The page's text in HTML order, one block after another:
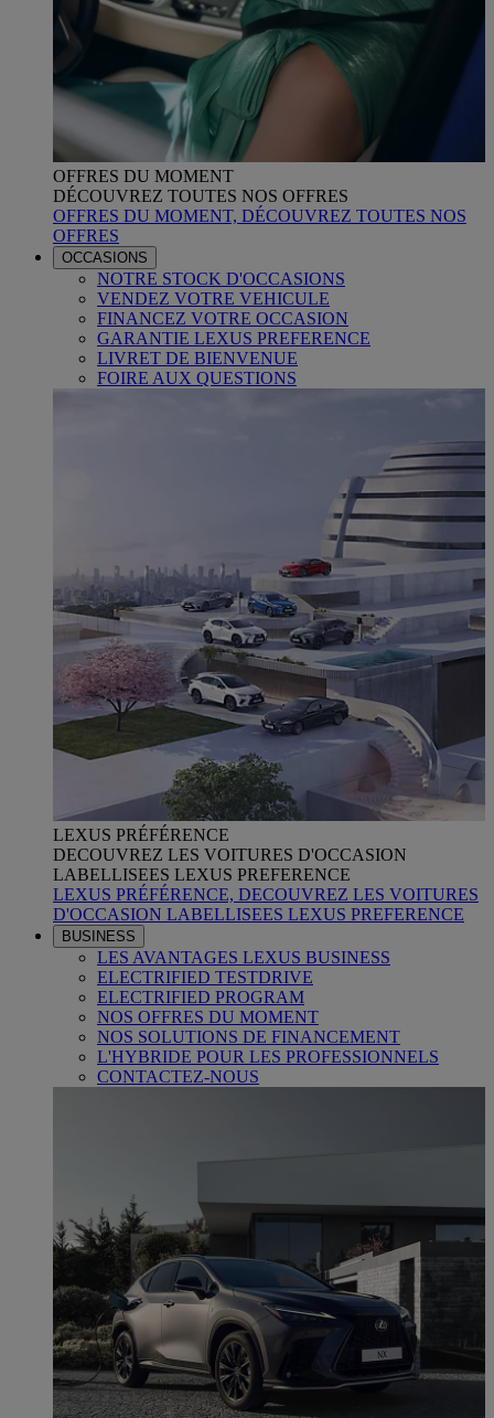
OFFRES DU MOMENT
DÉCOUVREZ TOUTES NOS OFFRES
OFFRES DU MOMENT, DÉCOUVREZ TOUTES NOS
OFFRES
OCCASIONS
NOTRE STOCK D'OCCASIONS
VENDEZ VOTRE VEHICULE
FINANCEZ VOTRE OCCASION
GARANTIE LEXUS PREFERENCE
LIVRET DE BIENVENUE
FOIRE AUX QUESTIONS
LEXUS PRÉFÉRENCE
DECOUVREZ LES VOITURES D'OCCASION
LABELLISEES LEXUS PREFERENCE
LEXUS PRÉFÉRENCE, DECOUVREZ LES VOITURES
D'OCCASION LABELLISEES LEXUS PREFERENCE
BUSINESS
LES AVANTAGES LEXUS BUSINESS
ELECTRIFIED TESTDRIVE
ELECTRIFIED PROGRAM
NOS OFFRES DU MOMENT
NOS SOLUTIONS DE FINANCEMENT
L'HYBRIDE POUR LES PROFESSIONNELS
CONTACTEZ-NOUS